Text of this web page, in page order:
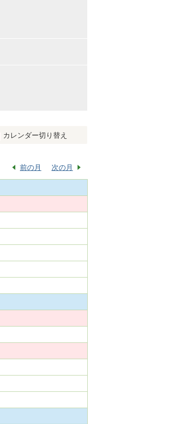
カレンダー切り替え
前の月 次の月